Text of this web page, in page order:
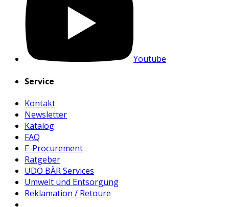
Youtube
Service
Kontakt
Newsletter
Katalog
FAQ
E-Procurement
Ratgeber
UDO BÄR Services
Umwelt und Entsorgung
Reklamation / Retoure